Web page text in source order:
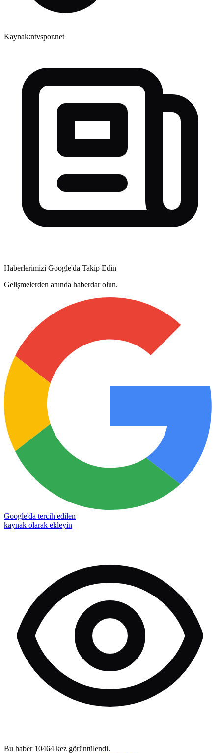
Kaynak:ntvspor.net
Haberlerimizi Google'da Takip Edin
Gelişmelerden anında haberdar olun.
Google'da tercih edilen
kaynak olarak ekleyin
Bu haber 10464 kez görüntülendi.